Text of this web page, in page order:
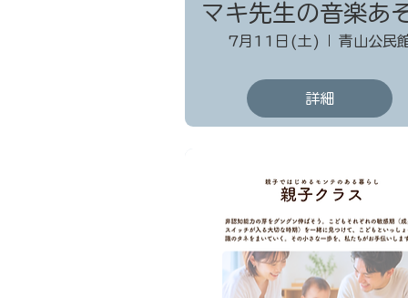
マキ先生の音楽あ
7月11日(土) 青山公民
詳細